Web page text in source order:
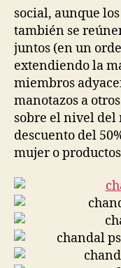
social, aunque
también se
juntos (en un
extendiendo la
miembros
manotazos a
sobre el nivel del
descuento del
mujer o